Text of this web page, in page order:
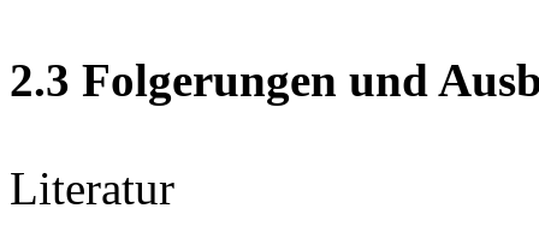
2.3 Folgerungen und
Literatur